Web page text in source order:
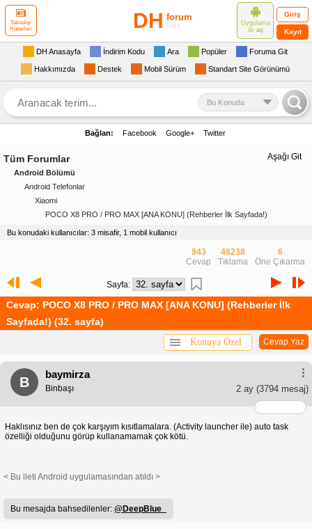
Teknoloji
Haberleri
DH forum
mini
Uygulama
ile aç
Giriş
Kayıt
DH Anasayfa İndirim Kodu Ara Popüler Foruma Git
Hakkımızda Destek Mobil Sürüm Standart Site Görünümü
Bu Konuda
Bağlan: Facebook Google+ Twitter
Aşağı Git
Tüm Forumlar
Android Bölümü
Android Telefonlar
Xiaomi
POCO X8 PRO / PRO MAX [ANA KONU] (Rehberler İlk Sayfada!)
Bu konudaki kullanıcılar: 3 misafir, 1 mobil kullanıcı
943
Cevap
48238
Tıklama
6
Öne Çıkarma
Sayfa:
Cevap: POCO X8 PRO / PRO MAX [ANA KONU] (Rehberler İlk
Sayfada!) (32. sayfa)
Cevap Yaz
Konuya Özel
B
baymirza
2 ay (3794 mesaj)
Binbaşı
Haklısınız ben de çok karşıyım kısıtlamalara. (Activity launcher ile) auto task
özelliği olduğunu görüp kullanamamak çok kötü.
< Bu ileti Android uygulamasından atıldı >
Bu mesajda bahsedilenler: @DeepBlue_